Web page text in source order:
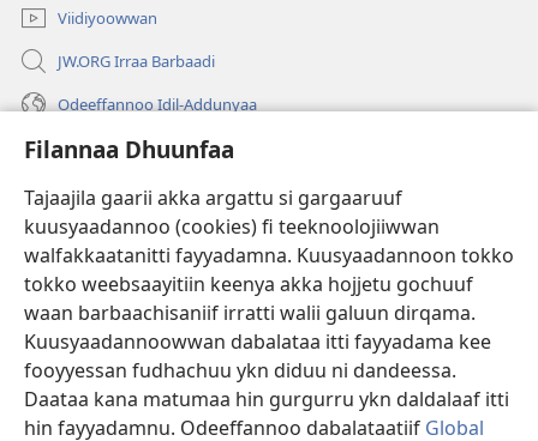
Filannaa Dhuunfaa
Tajaajila gaarii akka argattu si gargaaruuf
kuusyaadannoo (cookies) fi teeknoolojiiwwan
walfakkaatanitti fayyadamna. Kuusyaadannoon tokko
tokko weebsaayitiin keenya akka hojjetu gochuuf
waan barbaachisaniif irratti walii galuun dirqama.
Kuusyaadannoowwan dabalataa itti fayyadama kee
fooyyessan fudhachuu ykn diduu ni dandeessa.
Daataa kana matumaa hin gurgurru ykn daldalaaf itti
hin fayyadamnu. Odeeffannoo dabalataatiif Global
Viidiyoowwan
JW.ORG Irraa Barbaadi
Odeeffannoo Idil-Addunyaa
Gargaarsa
Buusii
(opens
new
window)"LAAYIBRARII INTARNEETIIRRAA"
(opens
new
window)
®
(opens
new
window)Appilikeeshinii JW Library